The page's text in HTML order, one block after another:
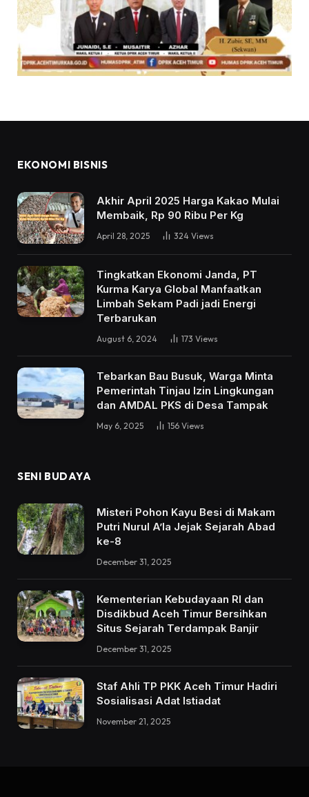
EKONOMI BISNIS
Akhir April 2025 Harga Kakao Mulai
Membaik, Rp 90 Ribu Per Kg
April 28, 2025 324 Views
Tingkatkan Ekonomi Janda, PT
Kurma Karya Global Manfaatkan
Limbah Sekam Padi jadi Energi
Terbarukan
August 6, 2024 173 Views
Tebarkan Bau Busuk, Warga Minta
Pemerintah Tinjau Izin Lingkungan
dan AMDAL PKS di Desa Tampak
May 6, 2025 156 Views
SENI BUDAYA
Misteri Pohon Kayu Besi di Makam
Putri Nurul A’la Jejak Sejarah Abad
ke-8
December 31, 2025
Kementerian Kebudayaan RI dan
Disdikbud Aceh Timur Bersihkan
Situs Sejarah Terdampak Banjir
December 31, 2025
Staf Ahli TP PKK Aceh Timur Hadiri
Sosialisasi Adat Istiadat
November 21, 2025